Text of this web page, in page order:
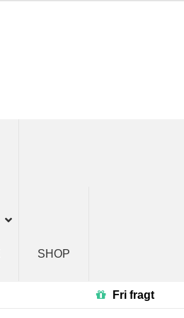
SHOP
Fri fragt